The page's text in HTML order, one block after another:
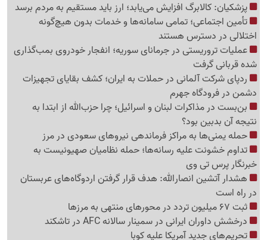
پزشکیان: کالابرگ افزایش می‌یابد؛ ارز باید مستقیم به مردم برسد
تأمین اجتماعی؛ تمامی سامانه‌ها و خدمات بدون هیچ‌گونه
اختلالی در دسترس هستند
عملیات تروریستی در جرمانای سوریه؛ انفجار خودروی بمب‌گذاری
شده قربانی گرفت
ردپای شرکت آلمانی در حملات به ایران؛ کشف بقایای تجهیزات
دشمن در فرودگاه جهرم
بن‌بست در مذاکرات لبنان و اسرائیل؛ چرا حزب‌الله از ابتدا به
نتیجه آن بدبین بود؟
حمله یمنی‌ها به مراکز فرماندهی نیروهای سعودی در مرز
تداوم خشونت علیه رسانه‌ها؛ حمله نظامیان صهیونیست به
خبرنگار پرس تی وی
هشدار آتشین انصارالله: هدف قرار گرفتن اردوگاه‌های عربستان
در راه است
ثبت 67 میلیون تردد در محورهای منتهی به مرزها
درخشش داوران ایرانی در سمینار سالانه AFC در تاشکند
تحریم‌های جدید آمریکا علیه کوبا